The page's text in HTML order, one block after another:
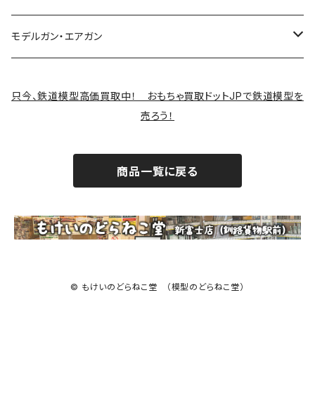
モデルガン・エアガン
只今、鉄道模型高価買取中！ おもちゃ買取ドットJPで鉄道模型を
売ろう！
商品一覧に戻る
© もけいのどらねこ堂 （模型のどらねこ堂）